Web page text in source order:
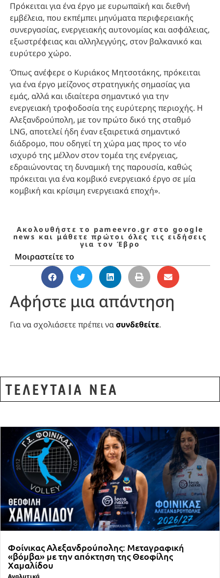
Πρόκειται για ένα έργο με ευρωπαϊκή και διεθνή
εμβέλεια, που εκπέμπει μηνύματα περιφερειακής
συνεργασίας, ενεργειακής αυτονομίας και ασφάλειας,
εξωστρέφειας και αλληλεγγύης, στον βαλκανικό και
ευρύτερο χώρο.
Όπως ανέφερε ο Κυριάκος Μητσοτάκης, πρόκειται
για ένα έργο μείζονος στρατηγικής σημασίας για
εμάς, αλλά και ιδιαίτερα σημαντικό για την
ενεργειακή τροφοδοσία της ευρύτερης περιοχής. Η
Αλεξανδρούπολη, με τον πρώτο δικό της σταθμό
LNG, αποτελεί ήδη έναν εξαιρετικά σημαντικό
διάδρομο, που οδηγεί τη χώρα μας προς το νέο
ισχυρό της μέλλον στον τομέα της ενέργειας,
εδραιώνοντας τη δυναμική της παρουσία, καθώς
πρόκειται για ένα κομβικό ενεργειακό έργο σε μία
κομβική και κρίσιμη ενεργειακά εποχή».
Ακολουθήστε το pameevro.gr στο google
news και μάθετε πρώτοι όλες τις ειδήσεις
για τον Έβρο
Μοιραστείτε το
Αφήστε μια απάντηση
Για να σχολιάσετε πρέπει νασυνδεθείτε.
ΤΕΛΕΥΤΑΙΑ ΝΕΑ
Φοίνικας Αλεξανδρούπολης: Μεταγραφική
«βόμβα» με την απόκτηση της Θεοφίλης
Χαμαλίδου